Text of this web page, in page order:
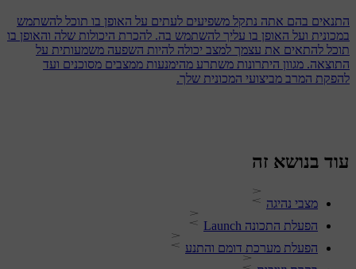
התנאים בהם אתה נתקל משפיעים לעתים על האופן בו תוכל להשתמש
במכונית ועל האופן בו עליך להשתמש בה. להכרת היכולות שלה והאופן בו
תוכל להתאים את עצמך למצב יכולה להיות השפעה משמעותית על
התוצאה. מגוון היתרונות משתרע מהימנעות ממצבים מסוכנים ועד
להפקת המרב מביצועי המכונית שלך.
עוד בנושא זה
מצבי נהיגה
הפעלת התכונה Launch
הפעלת מערכת דומם והתנע